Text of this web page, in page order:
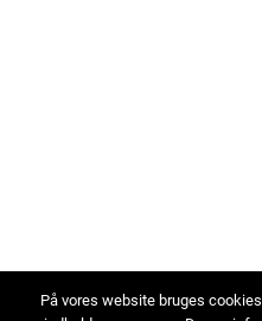
På vores website bruges